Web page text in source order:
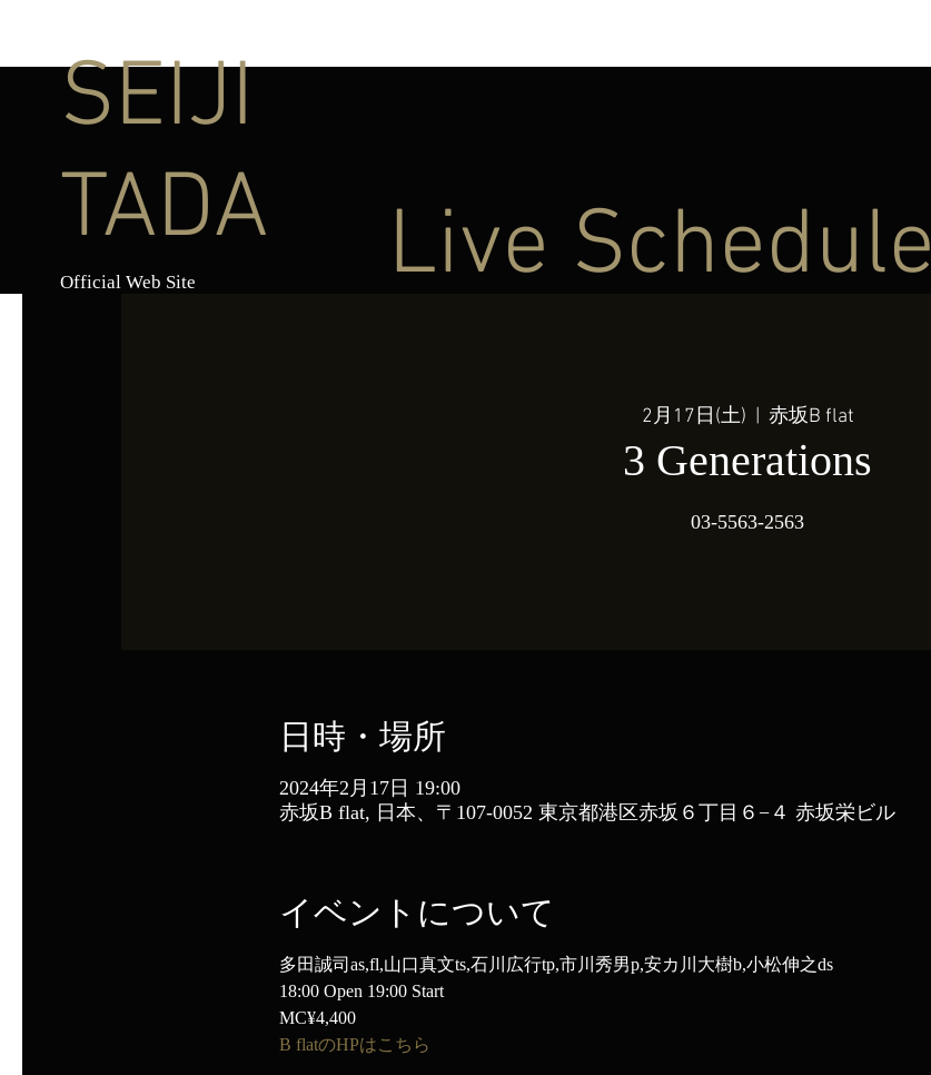
2月17日(土) 赤坂B flat
3 Generations
03-5563-2563
日時・場所
2024年2月17日 19:00
赤坂B flat, 日本、〒107-0052 東京都港区赤坂６丁目６−４ 赤坂栄ビル
イベントについて
多田誠司as,fl,山口真文ts,石川広行tp,市川秀男p,安カ川大樹b,小松伸之ds
18:00 Open 19:00 Start
MC¥4,400
B flatのHPはこちら
Live Schedule
SEIJI
TADA
Official Web Site